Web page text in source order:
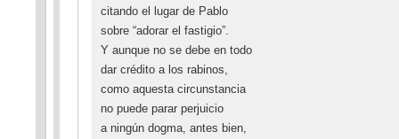
citando el lugar de Pablo
sobre “adorar el fastigio”.
Y aunque no se debe en todo
dar crédito a los rabinos,
como aquesta circunstancia
no puede parar perjuicio
a ningún dogma, antes bien,